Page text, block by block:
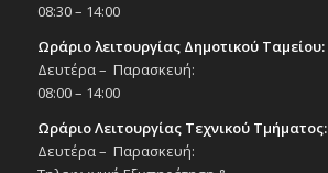
08:30 – 14:00
Ωράριο λειτουργίας Δημοτικού Ταμείου:
Δευτέρα – Παρασκευή:
08:00 – 14:00
Ωράριο Λειτουργίας Τεχνικού Τμήματος:
Δευτέρα – Παρασκευή: